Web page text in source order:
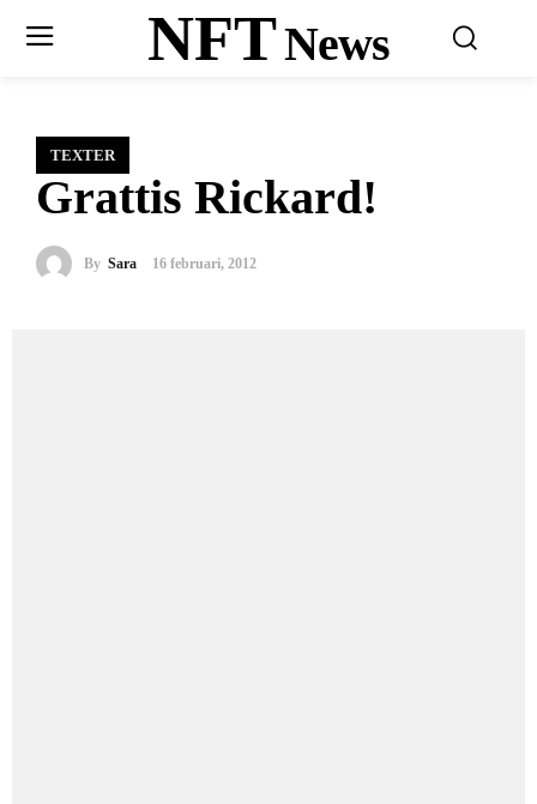
NFTNews
TEXTER
Grattis Rickard!
By Sara 16 februari, 2012